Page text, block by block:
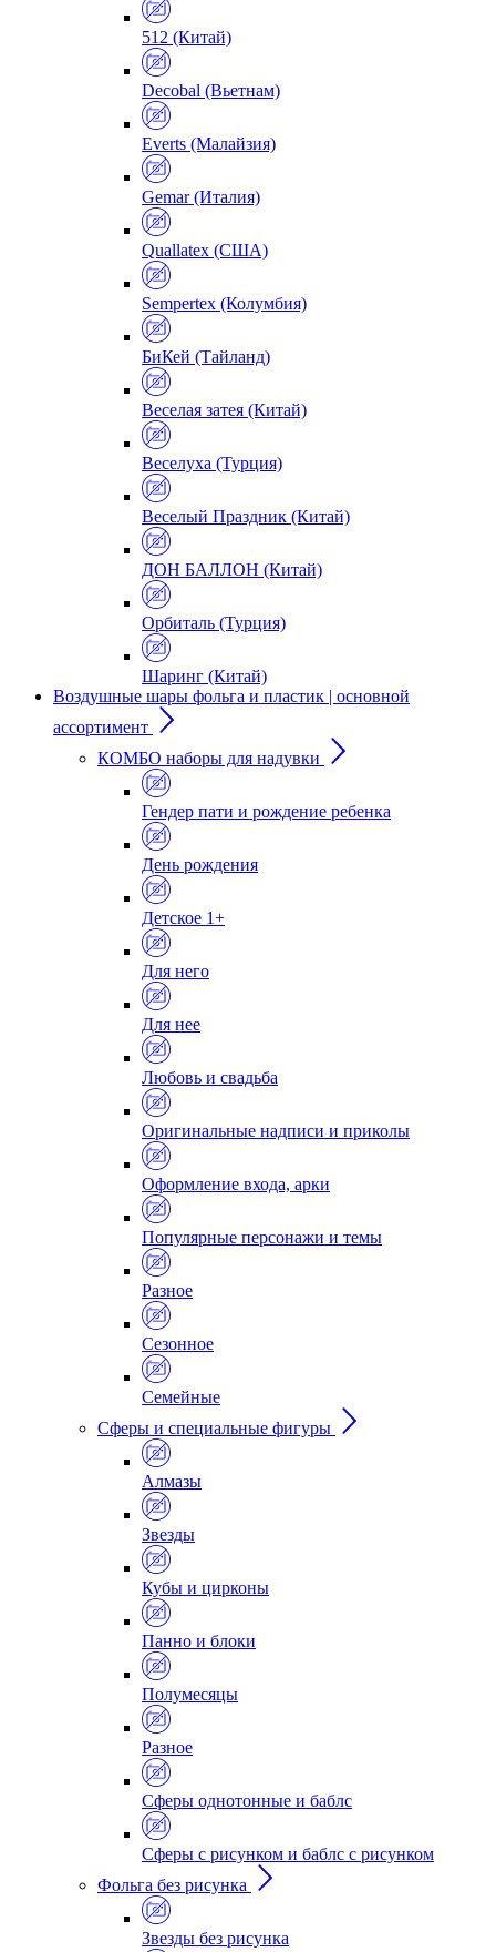
512 (Китай)
Decobal (Вьетнам)
Everts (Малайзия)
Gemar (Италия)
Quallatex (США)
Sempertex (Колумбия)
БиКей (Тайланд)
Веселая затея (Китай)
Веселуха (Турция)
Веселый Праздник (Китай)
ДОН БАЛЛОН (Китай)
Орбиталь (Турция)
Шаринг (Китай)
Воздушные шары фольга и пластик | основной
ассортимент
КОМБО наборы для надувки
Гендер пати и рождение ребенка
День рождения
Детское 1+
Для него
Для нее
Любовь и свадьба
Оригинальные надписи и приколы
Оформление входа, арки
Популярные персонажи и темы
Разное
Сезонное
Семейные
Сферы и специальные фигуры
Алмазы
Звезды
Кубы и цирконы
Панно и блоки
Полумесяцы
Разное
Сферы однотонные и баблс
Сферы с рисунком и баблс с рисунком
Фольга без рисунка
Звезды без рисунка